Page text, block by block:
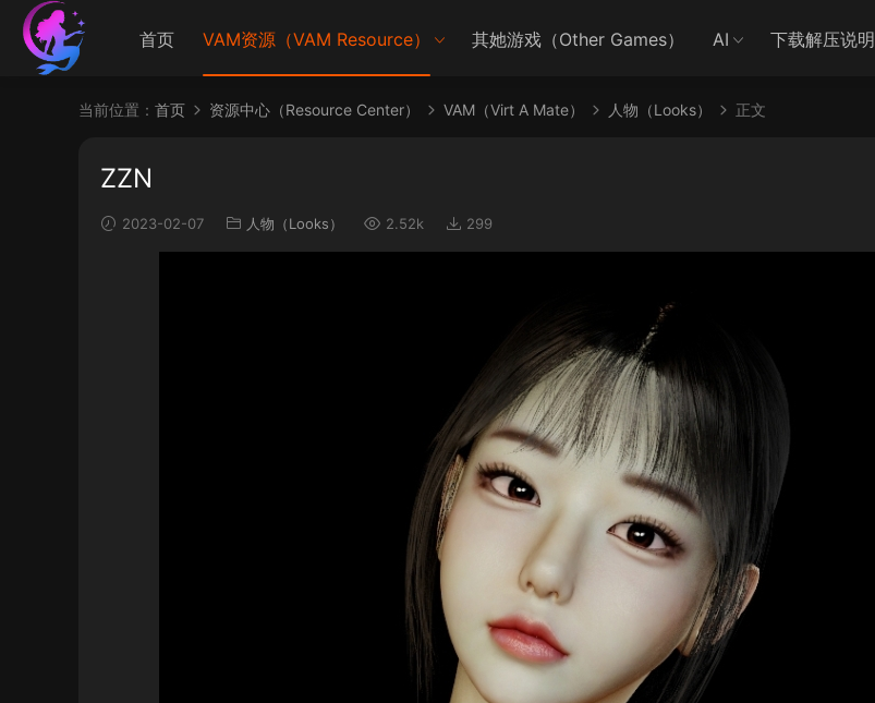
首页 VAM资源（VAM Resource） 其她游戏（Other Games） AI 下载解压说明
当前位置： 首页 资源中心（Resource Center） VAM（Virt A Mate） 人物（Looks） 正文
ZZN
2023-02-07 人物（Looks） 2.52k 299